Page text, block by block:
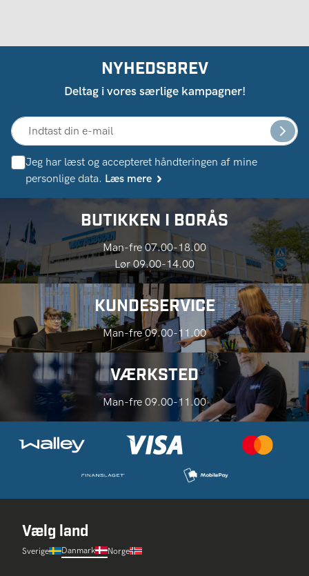
NYHEDSBREV
Deltag i vores særlige kampagner!
Jeg har læst og accepteret håndteringen af ​​mine
personlige data. Læs mere
BUTIKKEN I BORÅS
Man-fre 07.00-18.00
Lør 09.00-14.00
KUNDESERVICE
Man-fre 09.00-11.00
VÆRKSTED
Man-fre 09.00-11.00
Vælg land
Sverige Danmark Norge